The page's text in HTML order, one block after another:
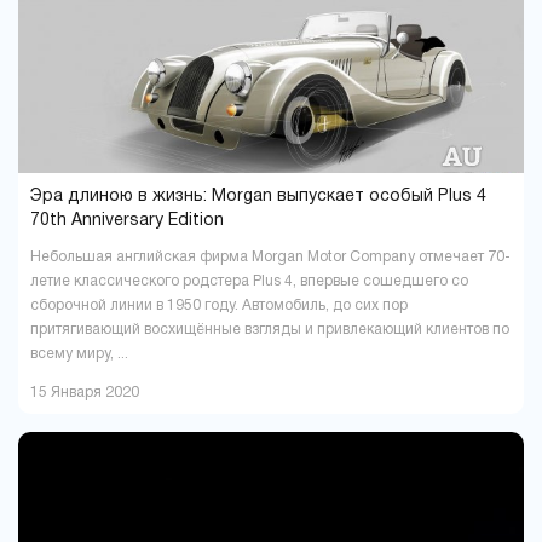
Полтава16
Сумы5
Ужгород4
Херсон16
18 Черкассы
Черновцы7
Эра длиною в жизнь: Morgan выпускает особый Plus 4
70th Anniversary Edition
Небольшая английская фирма Morgan Motor Company отмечает 70-
летие классического родстера Plus 4, впервые сошедшего со
сборочной линии в 1950 году. Автомобиль, до сих пор
притягивающий восхищённые взгляды и привлекающий клиентов по
всему миру, ...
15 Января 2020